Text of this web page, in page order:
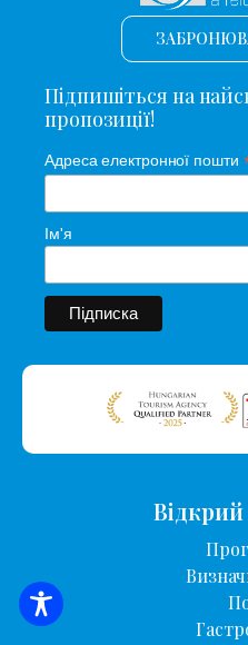
Підпишіться на
пропозиції!
Адреса електронної пошти
Ім'я
Відкрий